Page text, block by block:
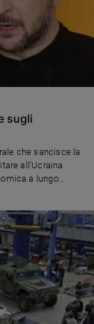
sugli
che sancisce la
all'Ucraina
a lungo